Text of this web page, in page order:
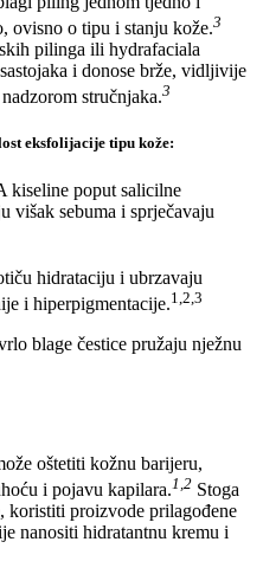
ovisno o tipu i stanju kože.3
pilinga ili hydrafaciala
i donose brže, vidljivije
stručnjaka.3
eksfolijacije tipu kože:
kiseline poput salicilne
višak sebuma i sprječavaju
hidrataciju i ubrzavaju
i hiperpigmentacije.1,2,3
blage čestice pružaju nježnu
oštetiti kožnu barijeru,
i pojavu kapilara.1,2 Stoga
koristiti proizvode prilagođene
nanositi hidratantnu kremu i